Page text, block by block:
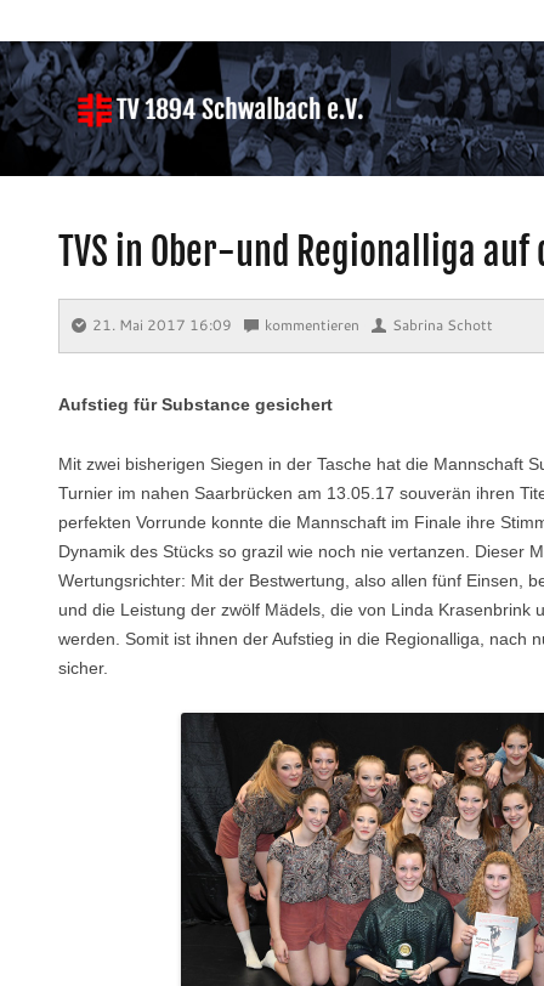
TVS in Ober-und Regionalliga auf
21. Mai 2017 16:09 ⋅ kommentieren ⋅ Sabrina Schott
Aufstieg für Substance gesichert
Mit zwei bisherigen Siegen in der Tasche hat die Mannschaft
Turnier im nahen Saarbrücken am 13.05.17 souverän ihren
perfekten Vorrunde konnte die Mannschaft im Finale ihre
Dynamik des Stücks so grazil wie noch nie vertanzen. Dieser
Wertungsrichter: Mit der Bestwertung, also allen fünf Einsen,
und die Leistung der zwölf Mädels, die von Linda Krasenbrink
werden. Somit ist ihnen der Aufstieg in die Regionalliga, nach
sicher.